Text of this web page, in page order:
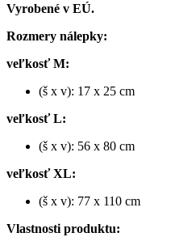
Vyrobené v EÚ.
Rozmery nálepky:
veľkosť M:
(š x v): 17 x 25 cm
veľkosť L:
(š x v): 56 x 80 cm
veľkosť XL:
(š x v): 77 x 110 cm
Vlastnosti produktu: